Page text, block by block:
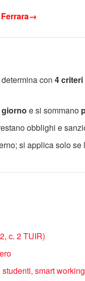
determina con4
e si sommano
obblighi e
si applica solo
c. 2 TUIR)
smart